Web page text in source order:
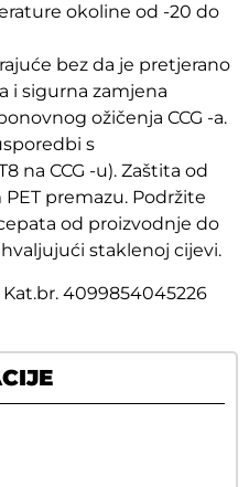
okoline od -20 do
bez da je pretjerano
i sigurna zamjena
ožičenja CCG -a.
s
na CCG -u). Zaštita od
premazu. Podržite
od proizvodnje do
staklenoj cijevi.
Kat.br. 4099854045226